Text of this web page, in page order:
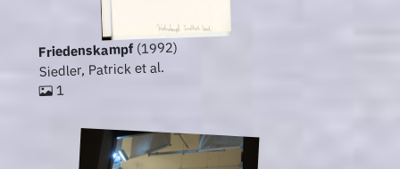
Friedenskampf(1992)
Siedler, Patrick et al.
1